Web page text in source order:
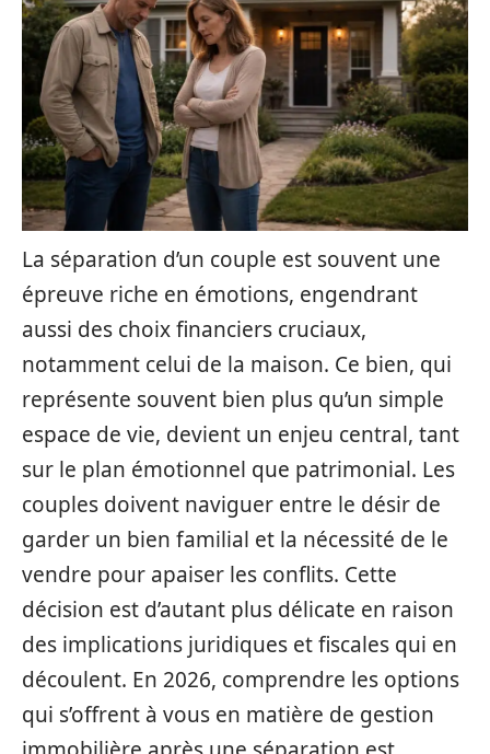
La séparation d’un couple est souvent une
épreuve riche en émotions, engendrant
aussi des choix financiers cruciaux,
notamment celui de la maison. Ce bien, qui
représente souvent bien plus qu’un simple
espace de vie, devient un enjeu central, tant
sur le plan émotionnel que patrimonial. Les
couples doivent naviguer entre le désir de
garder un bien familial et la nécessité de le
vendre pour apaiser les conflits. Cette
décision est d’autant plus délicate en raison
des implications juridiques et fiscales qui en
découlent. En 2026, comprendre les options
qui s’offrent à vous en matière de gestion